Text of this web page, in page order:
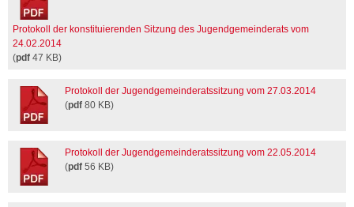
Protokoll der konstituierenden Sitzung des Jugendgemeinderats vom
24.02.2014
(pdf 47 KB)
Protokoll der Jugendgemeinderatssitzung vom 27.03.2014
(pdf 80 KB)
Protokoll der Jugendgemeinderatssitzung vom 22.05.2014
(pdf 56 KB)